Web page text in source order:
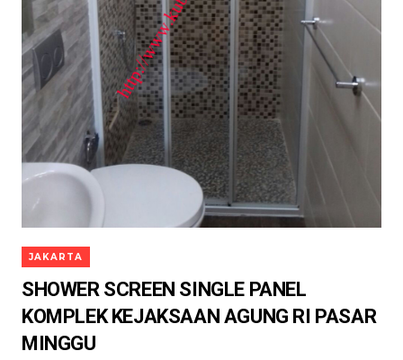
JAKARTA
SHOWER SCREEN SINGLE PANEL
KOMPLEK KEJAKSAAN AGUNG RI PASAR
MINGGU